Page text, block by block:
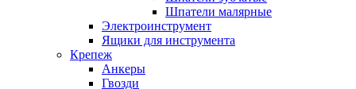
Шпатели малярные
Электроинструмент
Ящики для инструмента
Крепеж
Анкеры
Гвозди